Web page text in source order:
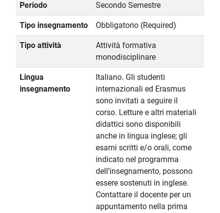
Periodo Secondo Semestre
Tipo insegnamento Obbligatorio (Required)
Tipo attività
Attività formativa
monodisciplinare
Lingua
insegnamento
Italiano. Gli studenti
internazionali ed Erasmus
sono invitati a seguire il
corso. Letture e altri materiali
didattici sono disponibili
anche in lingua inglese; gli
esami scritti e/o orali, come
indicato nel programma
dell’insegnamento, possono
essere sostenuti in inglese.
Contattare il docente per un
appuntamento nella prima